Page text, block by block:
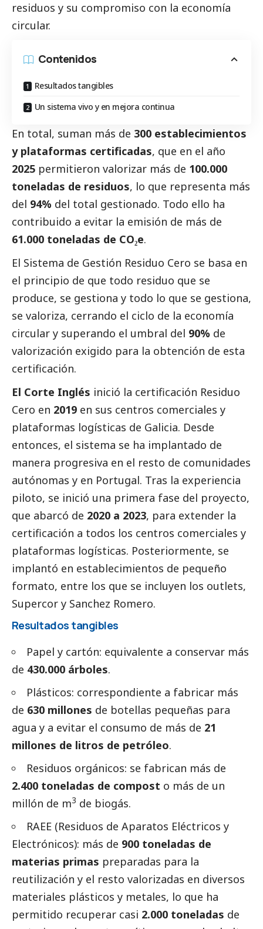
residuos y su compromiso con la economía
circular.
Contenidos
Resultados tangibles
Un sistema vivo y en mejora continua
En total, suman más de 300 establecimientos
y plataformas certificadas, que en el año
2025 permitieron valorizar más de 100.000
toneladas de residuos, lo que representa más
del 94% del total gestionado. Todo ello ha
contribuido a evitar la emisión de más de
61.000 toneladas de CO₂e.
El Sistema de Gestión Residuo Cero se basa en
el principio de que todo residuo que se
produce, se gestiona y todo lo que se gestiona,
se valoriza, cerrando el ciclo de la economía
circular y superando el umbral del 90% de
valorización exigido para la obtención de esta
certificación.
El Corte Inglés inició la certificación Residuo
Cero en 2019 en sus centros comerciales y
plataformas logísticas de Galicia. Desde
entonces, el sistema se ha implantado de
manera progresiva en el resto de comunidades
autónomas y en Portugal. Tras la experiencia
piloto, se inició una primera fase del proyecto,
que abarcó de 2020 a 2023, para extender la
certificación a todos los centros comerciales y
plataformas logísticas. Posteriormente, se
implantó en establecimientos de pequeño
formato, entre los que se incluyen los outlets,
Supercor y Sanchez Romero.
Resultados tangibles
Papel y cartón: equivalente a conservar más
de 430.000 árboles.
Plásticos: correspondiente a fabricar más
de 630 millones de botellas pequeñas para
agua y a evitar el consumo de más de 21
millones de litros de petróleo.
Residuos orgánicos: se fabrican más de
2.400 toneladas de compost o más de un
millón de m3 de biogás.
RAEE (Residuos de Aparatos Eléctricos y
Electrónicos): más de 900 toneladas de
materias primas preparadas para la
reutilización y el resto valorizadas en diversos
materiales plásticos y metales, lo que ha
permitido recuperar casi 2.000 toneladas de